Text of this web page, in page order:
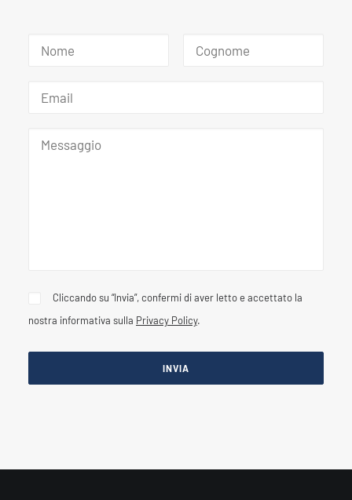
Cliccando su “Invia”, confermi di aver letto e accettato la
nostra informativa sulla Privacy Policy.